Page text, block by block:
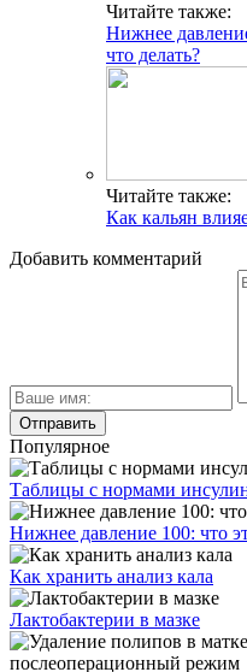
Читайте также:
Нижнее
что делать?
Читайте также:
Как кальян
Добавить комментарий
Популярное
Таблицы с нормами
Нижнее давление 100: что
Как хранить анализ кала
Лактобактерии в мазке